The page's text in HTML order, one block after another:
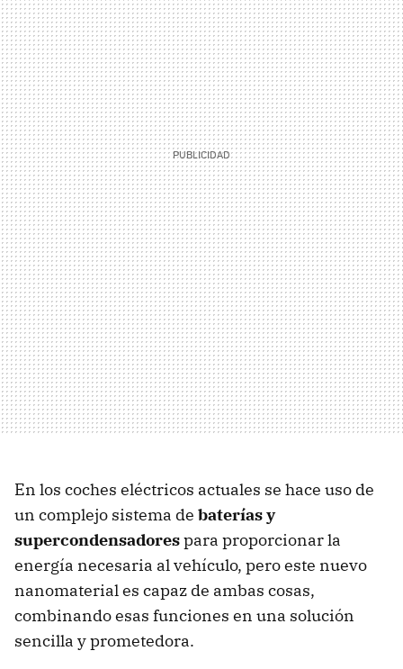
En los coches eléctricos actuales se hace uso de
un complejo sistema de baterías y
supercondensadorespara proporcionar la
energía necesaria al vehículo, pero este nuevo
nanomaterial es capaz de ambas cosas,
combinando esas funciones en una solución
sencilla y prometedora.